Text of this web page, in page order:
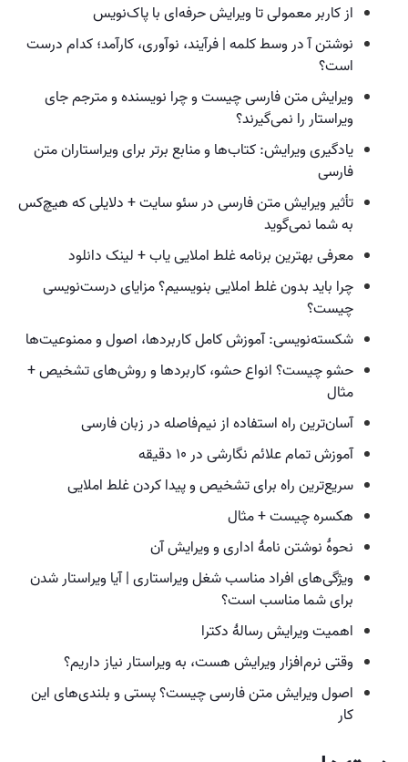
از کاربر معمولی تا ویرایش حرفه‌ای با پاک‌نویس
نوشتن آ در وسط کلمه | فرآیند، نوآوری، کارآمد؛ کدام درست
است؟
ویرایش متن فارسی چیست و چرا نویسنده و مترجم جای
ویراستار را نمی‌گیرند؟
یادگیری ویرایش: کتاب‌ها و منابع برتر برای ویراستاران متن
فارسی
تأثیر ویرایش متن فارسی در سئو سایت + دلایلی که هیچ‌کس
به شما نمی‌گوید
معرفی بهترین برنامه غلط املایی یاب + لینک دانلود
چرا باید بدون غلط املایی بنویسیم؟ مزایای درست‌نویسی
چیست؟
شکسته‌نویسی: آموزش کامل کاربردها، اصول و ممنوعیت‌ها
حشو چیست؟ انواع حشو، کاربردها و روش‌های تشخیص +
مثال
آسان‌ترین راه استفاده از نیم‌فاصله در زبان فارسی
آموزش تمام علائم نگارشی در ۱۰ دقیقه
سریع‌ترین راه برای تشخیص و پیدا کردن غلط املایی
هکسره چیست + مثال
نحوهٔ نوشتن نامهٔ اداری و ویرایش آن
ویژگی‌های افراد مناسب شغل ویراستاری | آیا ویراستار شدن
برای شما مناسب است؟
اهمیت ویرایش رسالهٔ دکترا
وقتی نرم‌افزار ویرایش هست،‌ به ویراستار نیاز داریم؟
اصول ویرایش متن فارسی چیست؟ پستی و بلندی‌های این
کار